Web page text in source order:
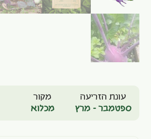
עונת הזריעה
ספטמבר - מרץ
מקור
מכלוא